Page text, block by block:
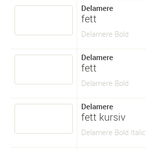
Delamere
fett
Delamere Bold
Delamere
fett
Delamere Bold
Delamere
fett kursiv
Delamere Bold Italic